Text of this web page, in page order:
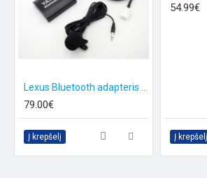
79.00€
Į krepšelį
54.99€
Į krepšelį